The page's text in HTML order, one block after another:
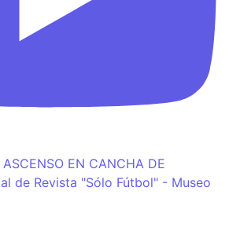
EN CANCHA DE
de Revista "Sólo Fútbol" - Museo